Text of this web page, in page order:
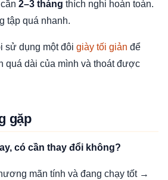
2–3 tháng thích nghi hoàn toàn.
tập quá nhanh.
sử dụng một đôi giày tối giản để
quá dài của mình và thoát được
gặp
có cần thay đổi không?
mãn tính và đang chạy tốt →